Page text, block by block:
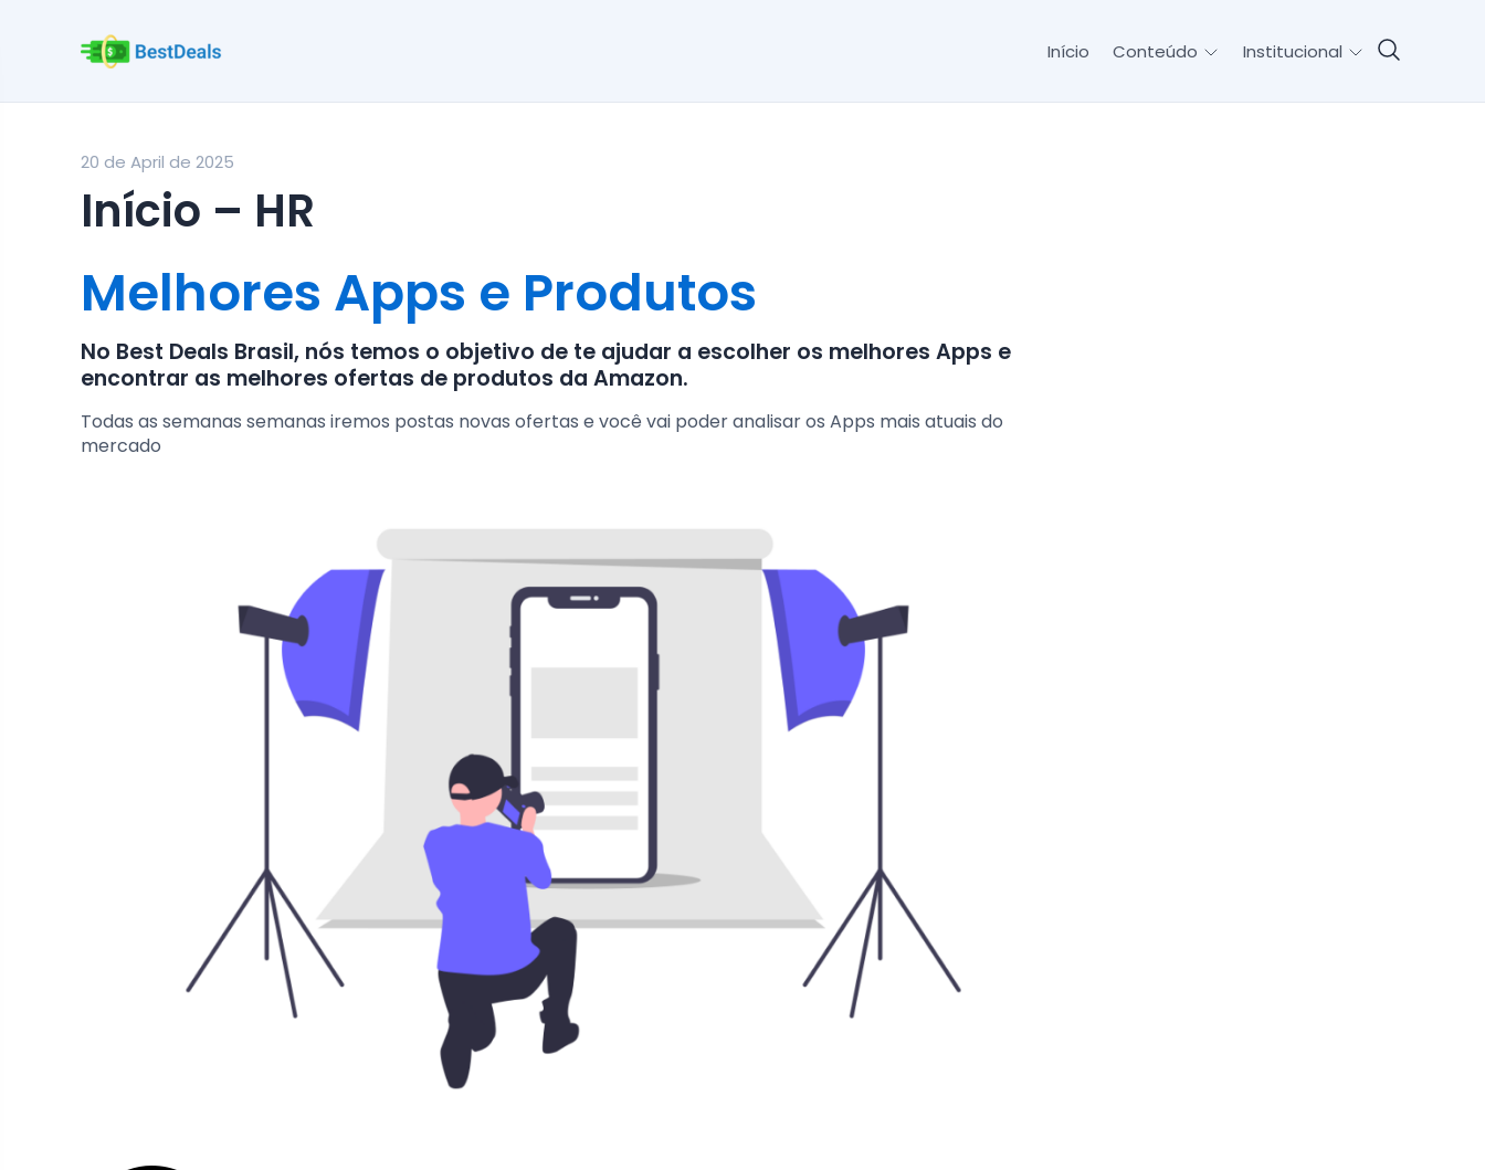
Início Conteúdo Institucional
20 de April de 2025
Início – HR
Melhores Apps e Produtos
No Best Deals Brasil, nós temos o objetivo de te ajudar a escolher os melhores Apps e
encontrar as melhores ofertas de produtos da Amazon.
Todas as semanas semanas iremos postas novas ofertas e você vai poder analisar os Apps mais atuais do
mercado